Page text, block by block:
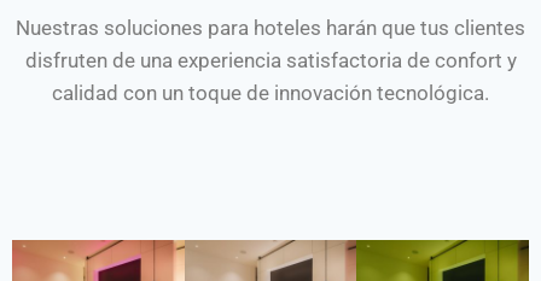
Nuestras soluciones para hoteles harán que tus clientes
disfruten de una experiencia satisfactoria de confort y
calidad con un toque de innovación tecnológica.